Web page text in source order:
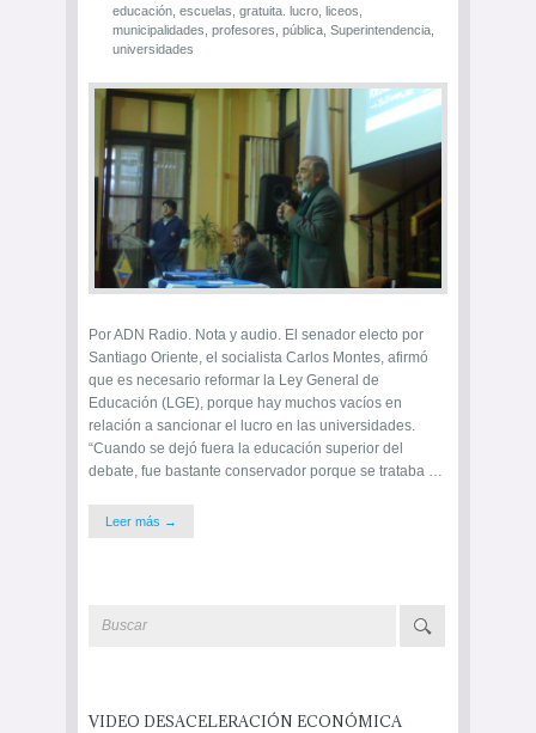
educación escuelas gratuita. lucro liceos
municipalidades profesores pública Superintendencia
universidades
Por ADN Radio. Nota y audio. El senador electo por
Santiago Oriente, el socialista Carlos Montes, afirmó
que es necesario reformar la Ley General de
Educación (LGE), porque hay muchos vacíos en
relación a sancionar el lucro en las universidades.
“Cuando se dejó fuera la educación superior del
debate, fue bastante conservador porque se trataba …
Leer más →
VIDEO DESACELERACIÓN ECONÓMICA